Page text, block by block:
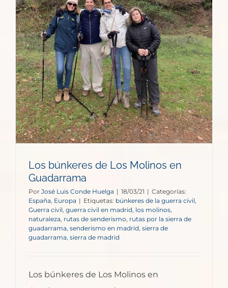
Los búnkeres de Los Molinos en
Guadarrama
Por José Luis Conde Huelga | 18/03/21 | Categorías:
España Europa | Etiquetas: búnkeres de la guerra civil
Guerra civil guerra civil en madrid los molinos
naturaleza rutas de senderismo rutas por la sierra de
guadarrama senderismo en madrid sierra de
guadarrama sierra de madrid
Los búnkeres de Los Molinos en